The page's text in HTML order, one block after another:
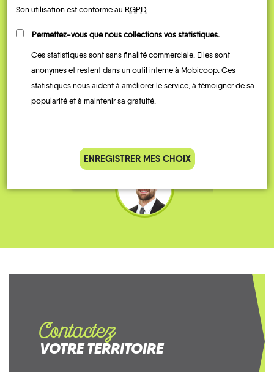
Je vais bosser en train, mais le
parking de la gare est toujours
complet alors j’ai testé Rezo
Pouce. Comme ça marche
Contactez
VOTRE TERRITOIRE
Son utilisation est conforme au RGPD
Permettez-vous que nous collections vos statistiques.
Ces statistiques sont sans finalité commerciale. Elles sont
anonymes et restent dans un outil interne à Mobicoop. Ces
statistiques nous aident à améliorer le service, à témoigner de sa
popularité et à maintenir sa gratuité.
ENREGISTRER MES CHOIX